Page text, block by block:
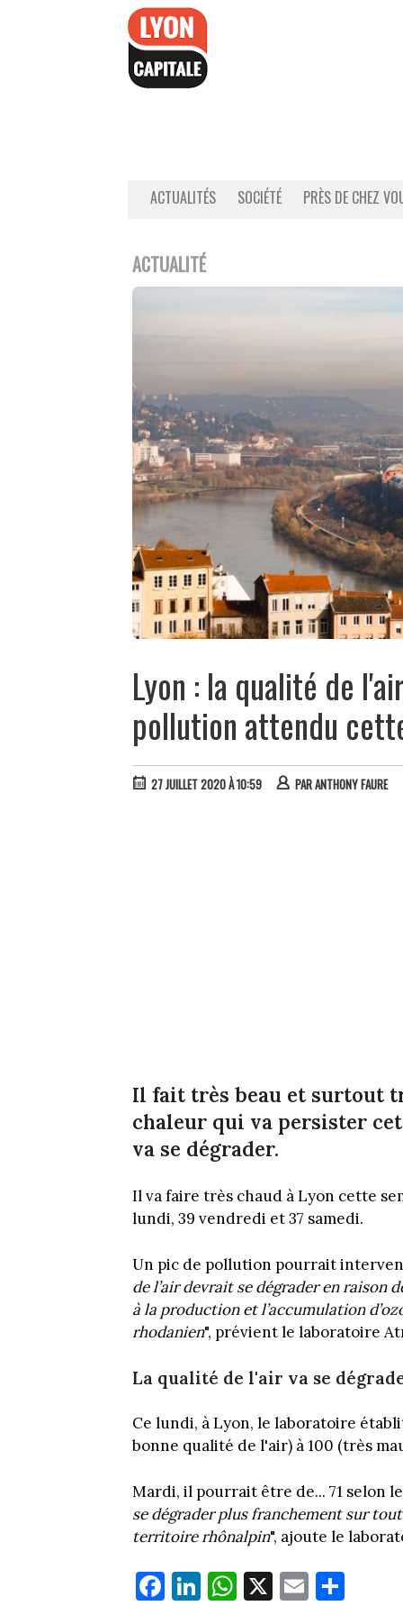
ACTUALITÉS SOCIÉTÉ PRÈS DE CHEZ
ACTUALITÉ
Lyon : la qualité de
pollution attendu
27 JUILLET 2020 À 10:59 PARANTHONY FAURE
Il fait très beau et surtout
chaleur qui va persister
va se dégrader.
Il va faire très chaud à Lyon cette
lundi, 39 vendredi et 37 samedi.
Un pic de pollution pourrait
de l’air devrait se dégrader en raison
à la production et l’accumulation
rhodanien", prévient le laboratoire
La qualité de l'air va se
Ce lundi, à Lyon, le laboratoire
bonne qualité de l'air) à 100 (très
Mardi, il pourrait être de... 71 selon
se dégrader plus franchement sur
territoire rhônalpin", ajoute le
Fa Li W X E